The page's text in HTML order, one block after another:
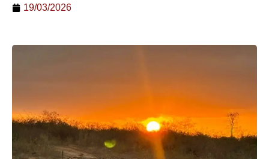
19/03/2026